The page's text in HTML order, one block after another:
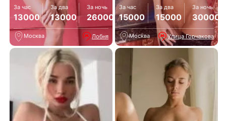
За час
13000
За два
13000
За ночь
26000
Москва Лобня
За час
15000
За два
15000
За ночь
30000
Москва Улица Горчакова